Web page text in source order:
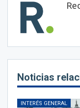
Noticias
INTERÉS GENERAL